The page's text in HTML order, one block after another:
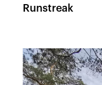
Runstreak